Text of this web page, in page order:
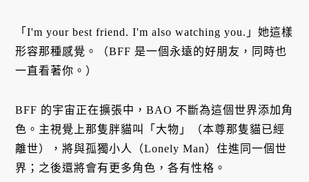
「I'm your best friend. I'm also watching you.」她這樣
形容那種感覺。（BFF 是一個永遠的好朋友，同時也
一直看著你。）
BFF 的宇宙正在擴張中，BAO 不斷為這個世界添加角
色。主視覺上那隻胖貓叫「大物」（本尊那隻貓已經
離世），將與孤獨小人（Lonely Man）住進同一個世
界；之後還將會有更多角色，各有性格。